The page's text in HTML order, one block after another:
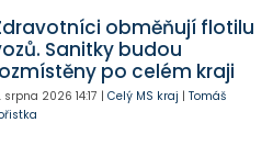
obměňují flotilu
Sanitky budou
po celém kraji
srpna 2026 14:17 | Celý MS kraj | Tomáš